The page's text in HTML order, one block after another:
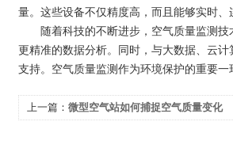
量。这些设备不仅精度高，而且能够实时
随着科技的不断进步，空气质量监测技
更精准的数据分析。同时，与大数据、云
支持。空气质量监测作为环境保护的重要
上一篇： 微型空气站如何捕捉空气质量变化